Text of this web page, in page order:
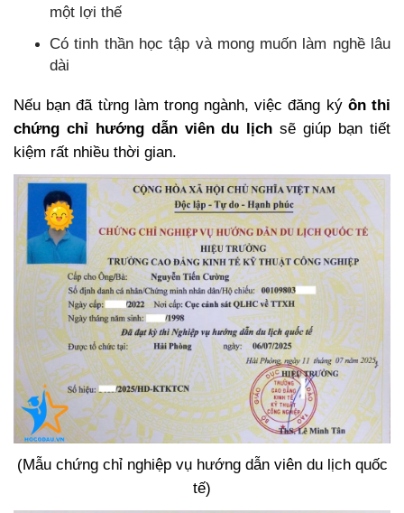
một lợi thế
Có tinh thần học tập và mong muốn làm nghề lâu
dài
Nếu bạn đã từng làm trong ngành, việc đăng ký ôn thi
chứng chỉ hướng dẫn viên du lịch sẽ giúp bạn tiết
kiệm rất nhiều thời gian.
(Mẫu chứng chỉ nghiệp vụ hướng dẫn viên du lịch quốc
tế)